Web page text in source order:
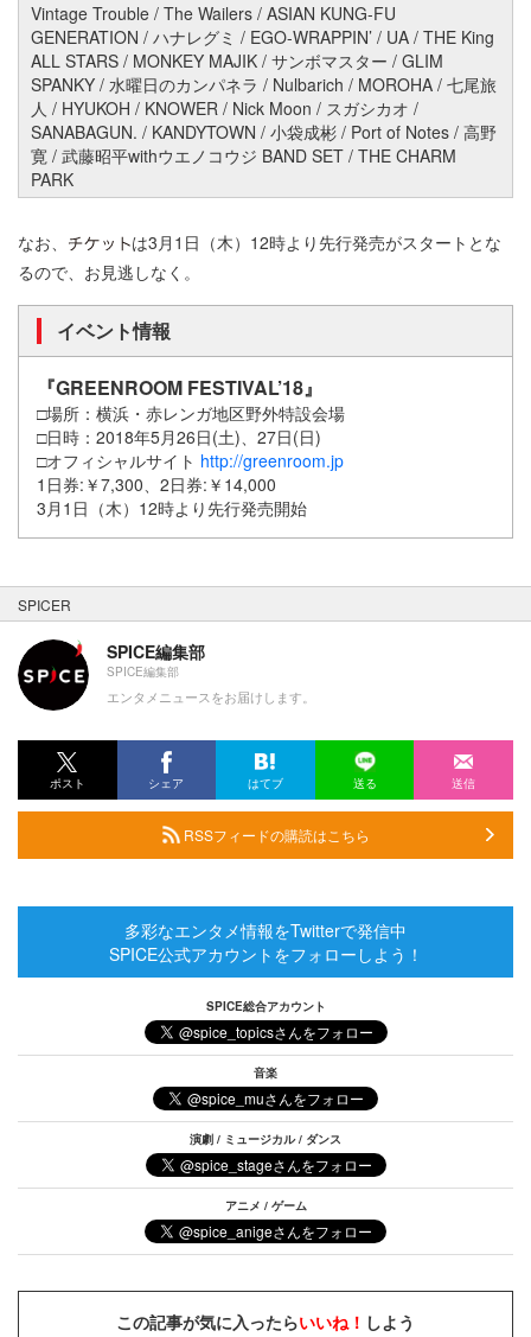
Vintage Trouble / The Wailers / ASIAN KUNG-FU
GENERATION / ハナレグミ / EGO-WRAPPIN’ / UA / THE King
ALL STARS / MONKEY MAJIK / サンボマスター / GLIM
SPANKY / 水曜日のカンパネラ / Nulbarich / MOROHA / 七尾旅
人 / HYUKOH / KNOWER / Nick Moon / スガシカオ /
SANABAGUN. / KANDYTOWN / 小袋成彬 / Port of Notes / 高野
寛 / 武藤昭平withウエノコウジ BAND SET / THE CHARM
PARK
なお、
は3月1日（木）12時より先行発売がスタートとな
るので、お見逃しなく。
イベント情報
『GREENROOM FESTIVAL’18』
□場所：横浜・赤レンガ地区野外特設会場
□日時：2018年5月26日(土)、27日(日)
□オフィシャルサイト http://greenroom.jp
1日券:￥7,300、2日券:￥14,000
3月1日（木）12時より先行発売開始
SPICER
SPICE編集部
SPICE編集部
エンタメニュースをお届けします。
ポスト シェア はてブ 送る 送信
RSSフィードの購読はこちら
多彩なエンタメ情報をTwitterで発信中
SPICE公式アカウントをフォローしよう！
SPICE総合アカウント
音楽
演劇 / ミュージカル / ダンス
アニメ / ゲーム
この記事が気に入ったらいいね！ しよう